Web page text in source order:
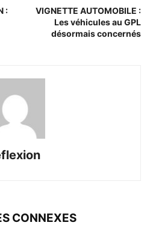
:
VIGNETTE AUTOMOBILE :
Les véhicules au GPL
désormais concernés
CONNEXES